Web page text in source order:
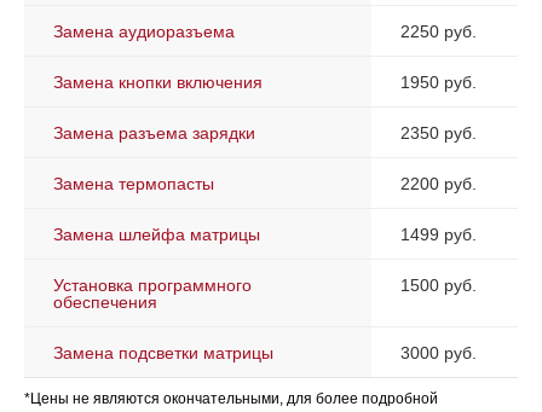
Замена аудиоразъема 2250 руб.
Замена кнопки включения 1950 руб.
Замена разъема зарядки 2350 руб.
Замена термопасты 2200 руб.
Замена шлейфа матрицы 1499 руб.
Установка программного
обеспечения
1500 руб.
Замена подсветки матрицы 3000 руб.
*Цены не являются окончательными, для более подробной